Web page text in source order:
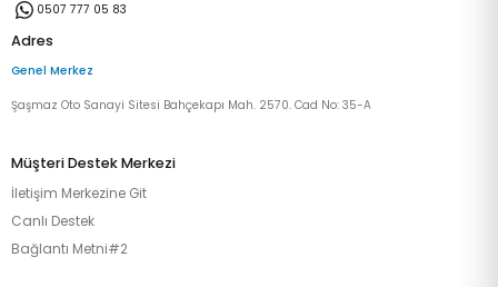
0507 777 05 83
Adres
Genel Merkez
Şaşmaz Oto Sanayi Sitesi Bahçekapı Mah. 2570. Cad No: 35-A
Müşteri Destek Merkezi
İletişim Merkezine Git
Canlı Destek
Bağlantı Metni#2